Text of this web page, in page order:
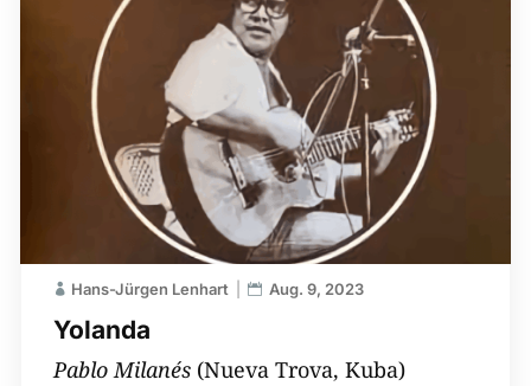
Yolanda
Hans-Jürgen Lenhart Aug. 9, 2023
Pablo Milanés (Nueva Trova, Kuba)